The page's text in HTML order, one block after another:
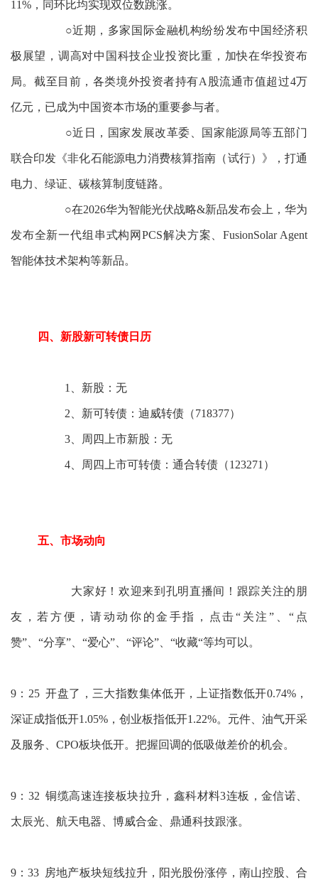
11%，同环比均实现双位数跳涨。
○近期，多家国际金融机构纷纷发布中国经济积
极展望，调高对中国科技企业投资比重，加快在华投资布
局。截至目前，各类境外投资者持有A股流通市值超过4万
亿元，已成为中国资本市场的重要参与者。
○近日，国家发展改革委、国家能源局等五部门
联合印发《非化石能源电力消费核算指南（试行）》，打通
电力、绿证、碳核算制度链路。
○在2026华为智能光伏战略&新品发布会上，华为
发布全新一代组串式构网PCS解决方案、FusionSolar Agent
智能体技术架构等新品。
四、新股新可转债日历
1、新股：无
2、新可转债：迪威转债（718377）
3、周四上市新股：无
4、周四上市可转债：通合转债（123271）
五、市场动向
大家好！欢迎来到孔明直播间！跟踪关注的朋
友，若方便，请动动你的金手指，点击“关注”、“点
赞”、“分享”、“爱心”、“评论”、“收藏“等均可以。
9：25 开盘了，三大指数集体低开，上证指数低开0.74%，
深证成指低开1.05%，创业板指低开1.22%。元件、油气开采
及服务、CPO板块低开。把握回调的低吸做差价的机会。
9：32 铜缆高速连接板块拉升，鑫科材料3连板，金信诺、
太辰光、航天电器、博威合金、鼎通科技跟涨。
9：33 房地产板块短线拉升，阳光股份涨停，南山控股、合